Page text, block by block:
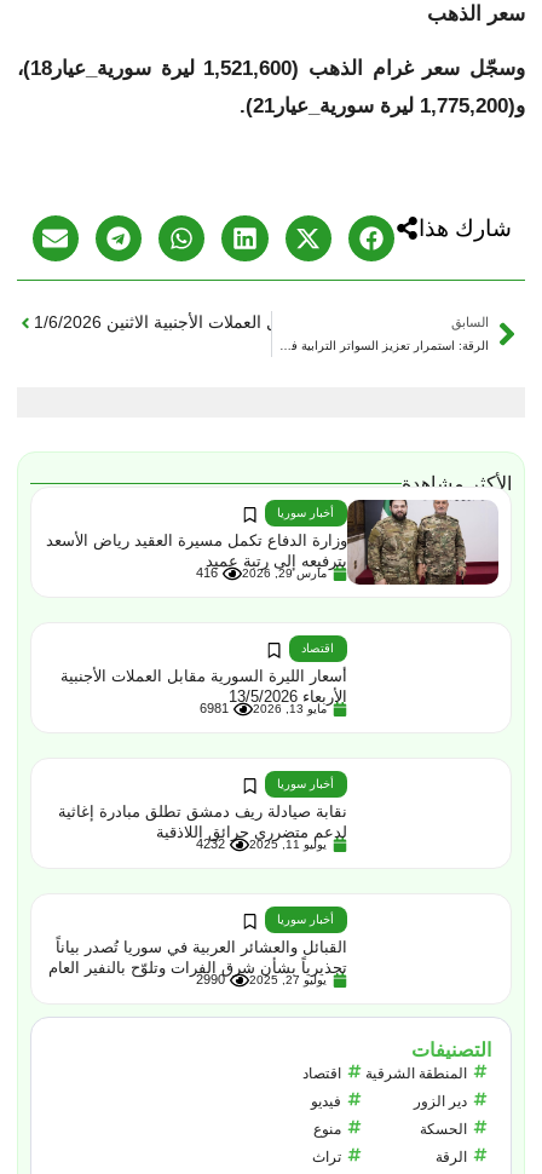
سعر الذهب
وسجّل سعر غرام الذهب (1,521,600 ليرة سورية_عيار18)،
و(1,775,200 ليرة سورية_عيار21).
شارك هذا
السابق
التاليأسعار الليرة السورية مقابل العملات الأجنبية الاثنين 1/6/2026
الأكثر مشاهدة
أخبار سوريا
وزارة الدفاع تكمل مسيرة العقيد رياض الأسعد
بترفيعه إلى رتبة عميد
مارس 29, 2026 416
اقتصاد
أسعار الليرة السورية مقابل العملات الأجنبية
الأربعاء 13/5/2026
مايو 13, 2026 6981
أخبار سوريا
نقابة صيادلة ريف دمشق تطلق مبادرة إغاثية
لدعم متضرري حرائق اللاذقية
يوليو 11, 2025 4232
أخبار سوريا
القبائل والعشائر العربية في سوريا تُصدر بياناً
تحذيرياً بشأن شرق الفرات وتلوّح بالنفير العام
يوليو 27, 2025 2990
التصنيفات
المنطقة الشرقية
دير الزور
الحسكة
الرقة
اقتصاد
فيديو
منوع
تراث